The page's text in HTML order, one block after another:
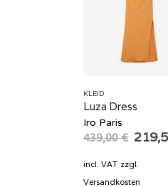
KLEID
Luza Dress
Iro Paris
439,00€
price
was:
incl. VAT zzgl.
Versandkosten